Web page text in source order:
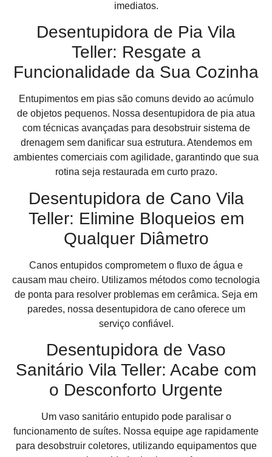
imediatos.
Desentupidora de Pia Vila
Teller: Resgate a
Funcionalidade da Sua Cozinha
Entupimentos em pias são comuns devido ao acúmulo
de objetos pequenos. Nossa desentupidora de pia atua
com técnicas avançadas para desobstruir sistema de
drenagem sem danificar sua estrutura. Atendemos em
ambientes comerciais com agilidade, garantindo que sua
rotina seja restaurada em curto prazo.
Desentupidora de Cano Vila
Teller: Elimine Bloqueios em
Qualquer Diâmetro
Canos entupidos comprometem o fluxo de água e
causam mau cheiro. Utilizamos métodos como tecnologia
de ponta para resolver problemas em cerâmica. Seja em
paredes, nossa desentupidora de cano oferece um
serviço confiável.
Desentupidora de Vaso
Sanitário Vila Teller: Acabe com
o Desconforto Urgente
Um vaso sanitário entupido pode paralisar o
funcionamento de suítes. Nossa equipe age rapidamente
para desobstruir coletores, utilizando equipamentos que